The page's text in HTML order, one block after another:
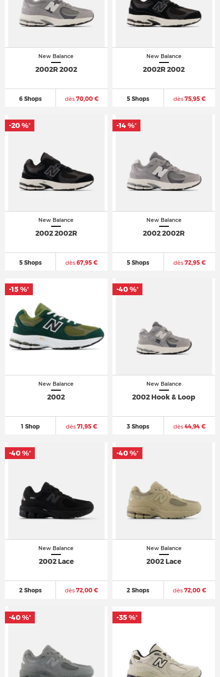
New Balance
2002R 2002
6 Shops dès70,00 €
New Balance
2002R 2002
5 Shops dès75,95 €
New Balance
2002 2002R
5 Shops dès 67,95 €
-20 %*
New Balance
2002 2002R
5 Shops dès72,95 €
-14 %*
New Balance
2002
1 Shop dès 71,95 €
-15 %*
New Balance
2002 Hook & Loop
3 Shops dès44,94 €
-40 %*
New Balance
2002 Lace
2 Shops dès 72,00 €
-40 %*
New Balance
2002 Lace
2 Shops dès72,00 €
-40 %*
-40 %* -35 %*